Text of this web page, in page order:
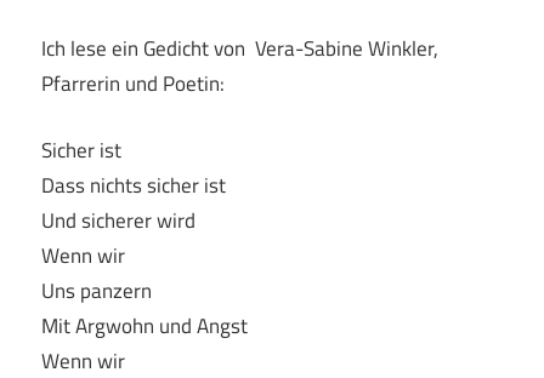
Ich lese ein Gedicht von Vera-Sabine Winkler,
Pfarrerin und Poetin:
Sicher ist
Dass nichts sicher ist
Und sicherer wird
Wenn wir
Uns panzern
Mit Argwohn und Angst
Wenn wir